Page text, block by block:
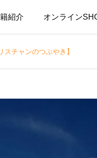
紹介 オンライン
チャンのつぶやき】